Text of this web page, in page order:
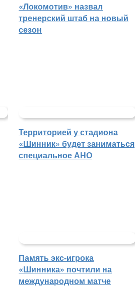
«Локомотив» назвал
тренерский штаб на новый
сезон
Территорией у стадиона
«Шинник» будет заниматься
специальное АНО
Память экс-игрока
«Шинника» почтили на
международном матче